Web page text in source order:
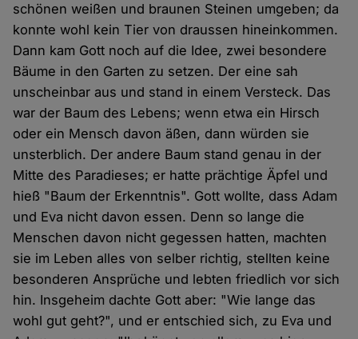
schönen weißen und braunen Steinen umgeben; da
konnte wohl kein Tier von draussen hineinkommen.
Dann kam Gott noch auf die Idee, zwei besondere
Bäume in den Garten zu setzen. Der eine sah
unscheinbar aus und stand in einem Versteck. Das
war der Baum des Lebens; wenn etwa ein Hirsch
oder ein Mensch davon äßen, dann würden sie
unsterblich. Der andere Baum stand genau in der
Mitte des Paradieses; er hatte prächtige Äpfel und
hieß "Baum der Erkenntnis". Gott wollte, dass Adam
und Eva nicht davon essen. Denn so lange die
Menschen davon nicht gegessen hatten, machten
sie im Leben alles von selber richtig, stellten keine
besonderen Ansprüche und lebten friedlich vor sich
hin. Insgeheim dachte Gott aber: "Wie lange das
wohl gut geht?", und er entschied sich, zu Eva und